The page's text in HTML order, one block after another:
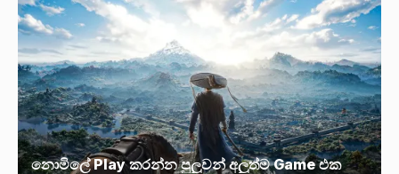
නොමිලේ Play කරන්න පුලුවන් අලුත්ම Game එක